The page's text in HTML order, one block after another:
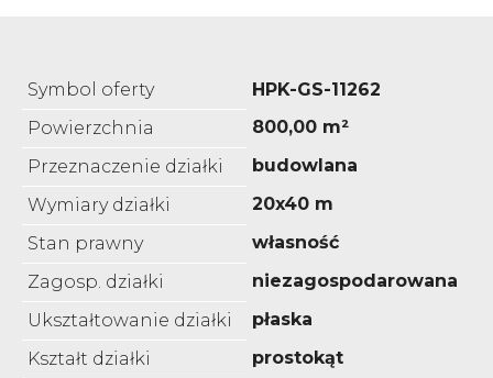
Symbol oferty
HPK-GS-11262
Powierzchnia
800,00 m²
Przeznaczenie działki
budowlana
Wymiary działki
20x40 m
Stan prawny
własność
Zagosp. działki
niezagospodarowana
Ukształtowanie działki
płaska
Kształt działki
prostokąt